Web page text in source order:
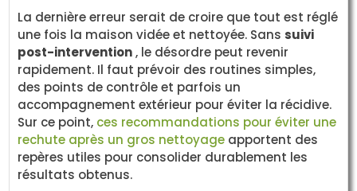
La dernière erreur serait de croire que tout est réglé
une fois la maison vidée et nettoyée. Sans suivi
post-intervention, le désordre peut revenir
rapidement. Il faut prévoir des routines simples,
des points de contrôle et parfois un
accompagnement extérieur pour éviter la récidive.
Sur ce point, ces recommandations pour éviter une
rechute après un gros nettoyage apportent des
repères utiles pour consolider durablement les
résultats obtenus.